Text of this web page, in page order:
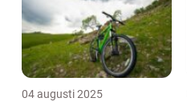
04 augusti 2025